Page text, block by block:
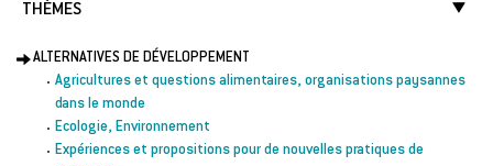
THÈMES
ALTERNATIVES DE DÉVELOPPEMENT
Agricultures et questions alimentaires, organisations paysannes
dans le monde
Ecologie, Environnement
Expériences et propositions pour de nouvelles pratiques de